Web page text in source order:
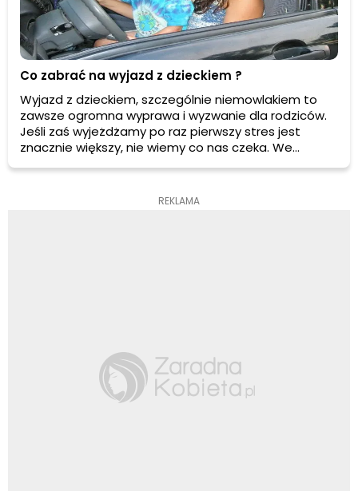
Co zabrać na wyjazd z dzieckiem ?
Wyjazd z dzieckiem, szczególnie niemowlakiem to
zawsze ogromna wyprawa i wyzwanie dla rodziców.
Jeśli zaś wyjeżdżamy po raz pierwszy stres jest
znacznie większy, nie wiemy co nas czeka. We
własnym domu jesteśmy przygotowani na każdą
jesteśmy zorganizowani i wszystko jest jasne.
REKLAMA